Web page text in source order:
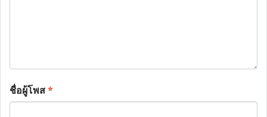
ชื่อผู้โพส*